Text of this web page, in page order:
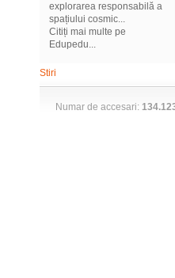
explorarea responsabilă a
spațiului cosmic...
Citiți mai multe pe
Edupedu...
Stiri
Numar de accesari: